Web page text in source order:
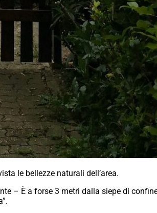
le bellezze naturali dell’area.
– È a forse 3 metri dalla siepe di